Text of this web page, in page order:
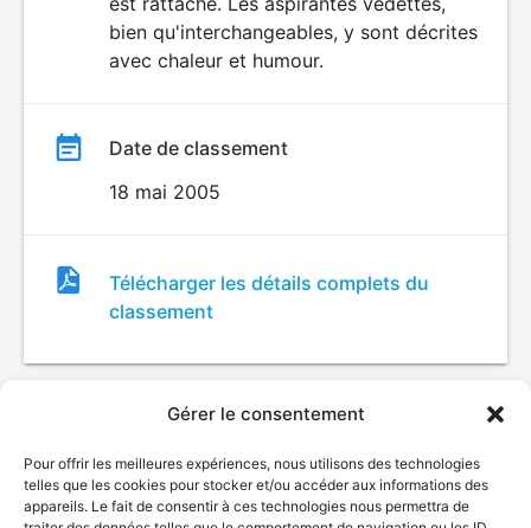
Gérer le consentement
Pour offrir les meilleures expériences, nous utilisons des technologies
telles que les cookies pour stocker et/ou accéder aux informations des
appareils. Le fait de consentir à ces technologies nous permettra de
bien qu'interchangeables, y sont décrites
avec chaleur et humour.
Date de classement
18 mai 2005
Fichier
de
classement
Télécharger les détails complets du
classement